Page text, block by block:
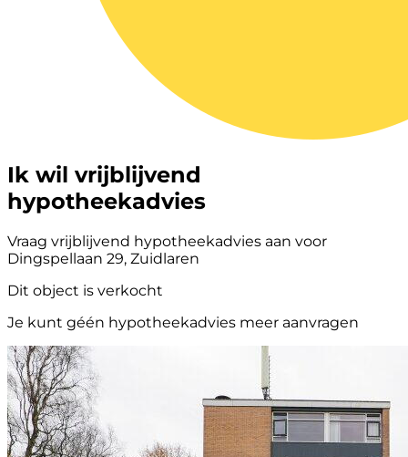
Ik wil vrijblijvend
hypotheekadvies
Vraag vrijblijvend hypotheekadvies aan voor
Dingspellaan 29, Zuidlaren
Dit object is verkocht
Je kunt géén hypotheekadvies meer aanvragen